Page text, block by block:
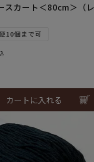
スカート＜80cm＞（レ
10個まで可
カートに入れる